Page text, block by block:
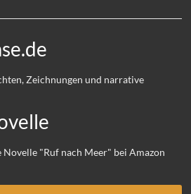
Zeichnungen und narrative
Novelle "Ruf nach Meer" bei Amazon